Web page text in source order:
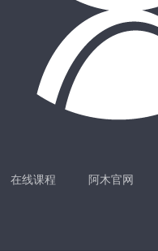
在线课程 阿木官网